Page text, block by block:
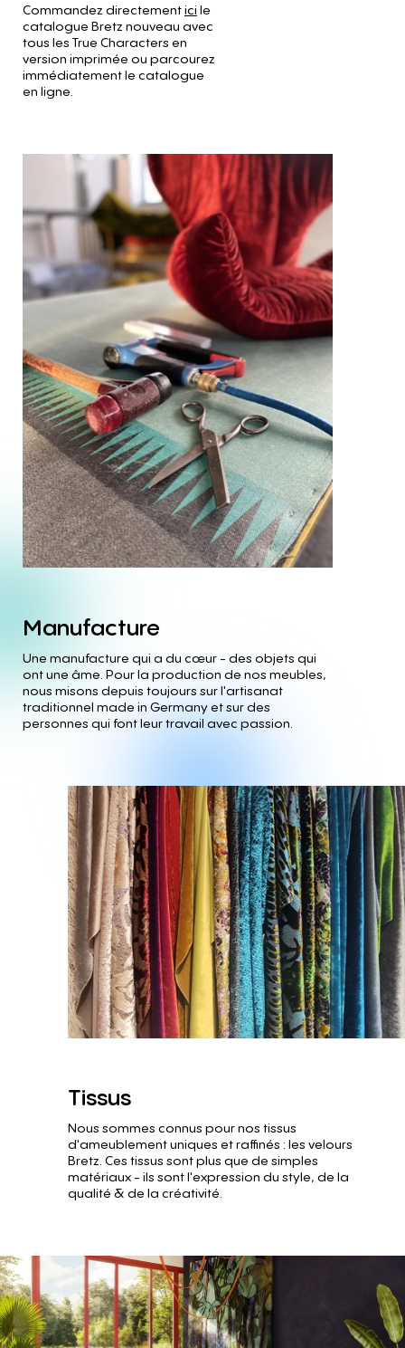
Commandez directementici le
catalogue Bretz nouveau avec
tous les True Characters en
version imprimée ou parcourez
immédiatement le catalogue
en ligne.
Manufacture
Une manufacture qui a du cœur - des objets qui
ont une âme. Pour la production de nos meubles,
nous misons depuis toujours sur l'artisanat
traditionnel made in Germany et sur des
personnes qui font leur travail avec passion.
Tissus
Nous sommes connus pour nos tissus
d'ameublement uniques et raffinés : les velours
Bretz. Ces tissus sont plus que de simples
matériaux - ils sont l'expression du style, de la
qualité & de la créativité.